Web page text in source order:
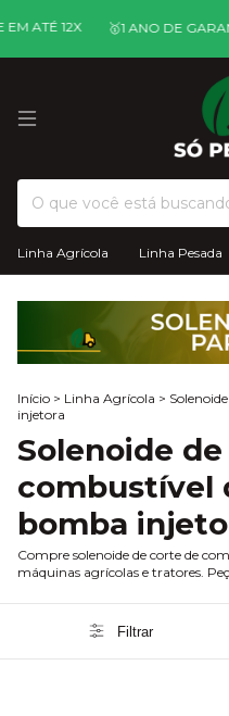
12X 🥇ㅤ1 ANO DE GARANTIA
Linha Agrícola Linha Pesada
Início > Linha Agrícola >
injetora
Solenoide
combustível
bomba
Compre solenoide de corte de
máquinas agrícolas e tratores.
Filtrar